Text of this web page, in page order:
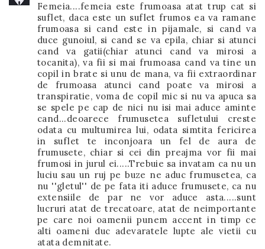
Femeia....femeia este frumoasa atat trup cat si
suflet, daca este un suflet frumos ea va ramane
frumoasa si cand este in pijamale, si cand va
duce gunoiul, si cand se va epila, chiar si atunci
cand va gatii(chiar atunci cand va mirosi a
tocanita), va fii si mai frumoasa cand va tine un
copil in brate si unu de mana, va fii extraordinar
de frumoasa atunci cand poate va mirosi a
transpiratie, voma de copil mic si nu va apuca sa
se spele pe cap de nici nu isi mai aduce aminte
cand...deoarece frumusetea sufletului creste
odata cu multumirea lui, odata simtita fericirea
in suflet te inconjoara un fel de aura de
frumusete, chiar si cei din preajma vor fii mai
frumosi in jurul ei.....Trebuie sa invatam ca nu un
luciu sau un ruj pe buze ne aduc frumusetea, ca
nu ''gletul'' de pe fata iti aduce frumusete, ca nu
extensiile de par ne vor aduce asta.....sunt
lucruri atat de trecatoare, atat de neimportante
pe care noi oamenii punem accent in timp ce
alti oameni duc adevaratele lupte ale vietii cu
atata demnitate.